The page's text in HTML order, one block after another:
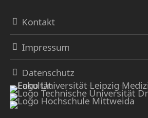
Kontakt
Impressum
Datenschutz